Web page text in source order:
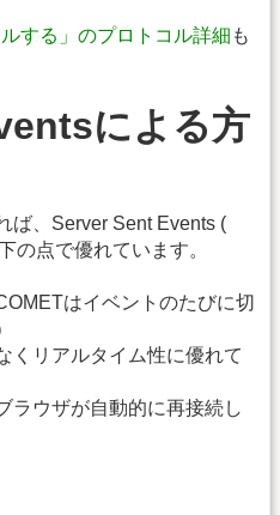
する」のプロトコル詳細 も
による方
ば、Server Sent Events (
の点で優れています。
はイベントのたびに切
くリアルタイム性に優れて
ラウザが自動的に再接続し